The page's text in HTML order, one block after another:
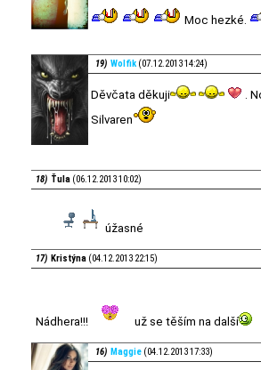
Moc hezké.
19) Wolfik (07.12.2013 14:24)
Děvčata děkuji
.
Silvaren
18) Ťula (06.12.2013 10:02)
úžasné
17) Kristýna (04.12.2013 22:15)
Nádhera!!! už se těším na další
16) Maggie (04.12.2013 17:33)